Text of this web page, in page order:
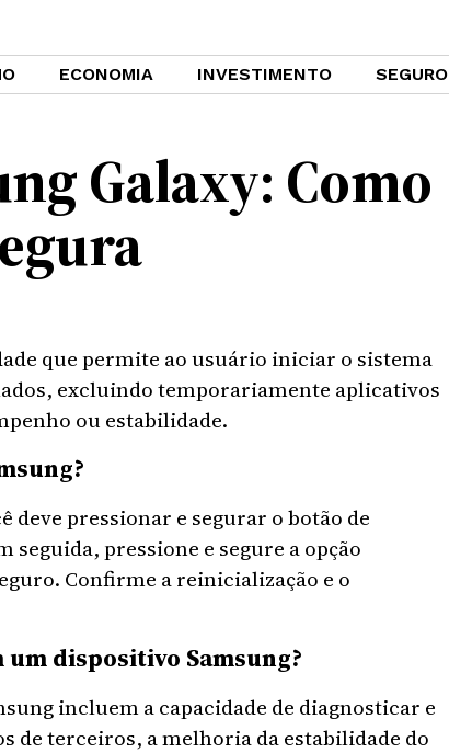
ECONOMIA INVESTIMENTO SEGURO
Galaxy: Como
que permite ao usuário iniciar o sistema
excluindo temporariamente aplicativos
ou estabilidade.
deve pressionar e segurar o botão de
seguida, pressione e segure a opção
Confirme a reinicialização e o
um dispositivo Samsung?
incluem a capacidade de diagnosticar e
de terceiros, a melhoria da estabilidade do